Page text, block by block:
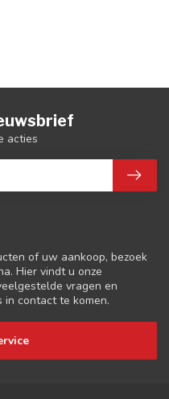
of uw aankoop, bezoek
Hier vindt u onze
vragen en
in contact te komen.
acties